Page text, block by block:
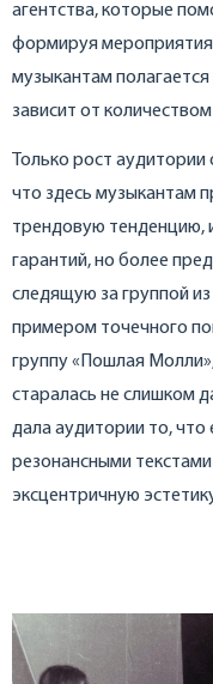
агентства, которые
формируя мероприятия
музыкантам
зависит от
Только рост
что здесь музыкантам
трендовую тенденцию,
гарантий, но более
следящую за группой
примером точечного
группу «Пошлая
старалась не слишком
дала аудитории то, что
резонансными
эксцентричную